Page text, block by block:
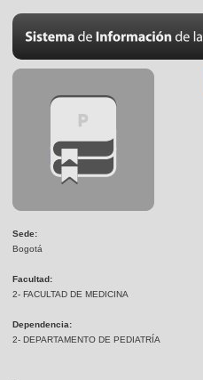
Sede:
Bogotá
Facultad:
2- FACULTAD DE MEDICINA
Dependencia:
2- DEPARTAMENTO DE PEDIATRÍA